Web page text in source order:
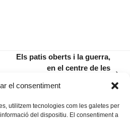
el consentiment
utilitzem tecnologies com les galetes per
del dispositiu. El consentiment a
post:
Els patis oberts i la guerra,
en el centre de les